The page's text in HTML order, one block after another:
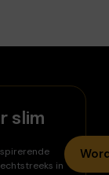
slim
in